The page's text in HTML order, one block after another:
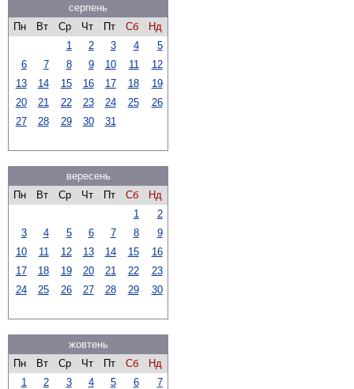
серпень
Пн
Вт Ср Чт Пт Сб
Нд
1
2 3 4
5
6
7 8 9 10 11
12
13
14 15 16 17 18
19
20
21 22 23 24 25
26
27
28 29 30 31
вересень
Пн
Вт Ср Чт Пт Сб
Нд
1
2
3
4 5 6 7 8
9
10
11 12 13 14 15
16
17
18 19 20 21 22
23
24
25 26 27 28 29 30
жовтень
Пн
Вт Ср Чт Пт Сб
Нд
1
2 3 4 5 6
7